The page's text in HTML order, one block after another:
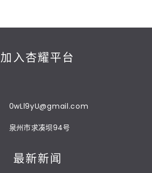
加入杏耀平台
0wLl9yU@gmail.com
泉州市求凑坝94号
最新新闻